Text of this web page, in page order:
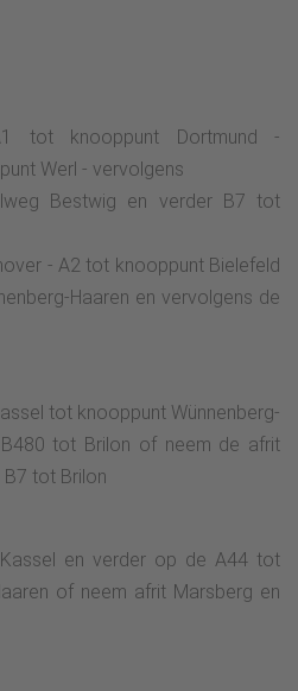
tot knooppunt Dortmund -
Werl - vervolgens
Bestwig en verder B7 tot
- A2 tot knooppunt Bielefeld
Haaren en vervolgens de
tot knooppunt Wünnenberg-
tot Brilon of neem de afrit
tot Brilon
en verder op de A44 tot
of neem afrit Marsberg en